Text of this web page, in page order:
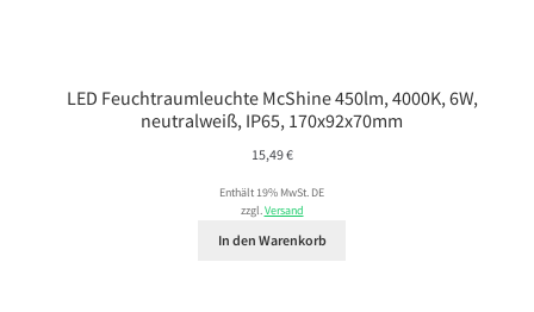
LED Feuchtraumleuchte McShine 450lm, 4000K, 6W,
neutralweiß, IP65, 170x92x70mm
15,49€
Enthält 19% MwSt. DE
zzgl.Versand
In den Warenkorb